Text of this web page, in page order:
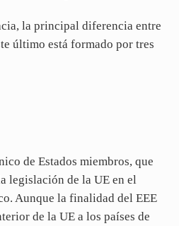
la principal diferencia entre
último está formado por tres
de Estados miembros, que
legislación de la UE en el
Aunque la finalidad del EEE
de la UE a los países de